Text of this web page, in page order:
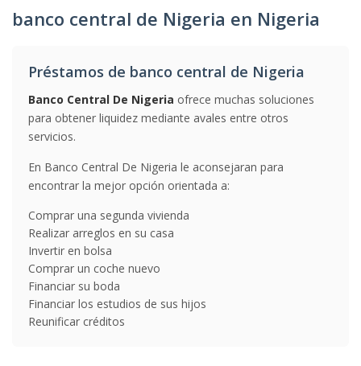
banco central de Nigeria en Nigeria
Préstamos de banco central de Nigeria
Banco Central De Nigeria ofrece muchas soluciones
para obtener liquidez mediante avales entre otros
servicios.
En Banco Central De Nigeria le aconsejaran para
encontrar la mejor opción orientada a:
Comprar una segunda vivienda
Realizar arreglos en su casa
Invertir en bolsa
Comprar un coche nuevo
Financiar su boda
Financiar los estudios de sus hijos
Reunificar créditos